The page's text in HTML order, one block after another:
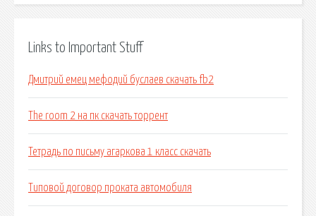
Links to Important Stuff
Дмитрий емец мефодий буслаев скачать fb2
The room 2 на пк скачать торрент
Тетрадь по письму агаркова 1 класс скачать
Типовой договор проката автомобиля